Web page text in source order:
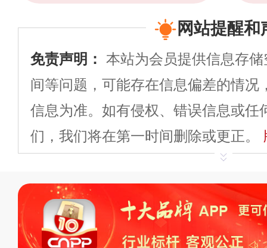
网站提醒和
免责声明： 本站为会员提供信息存
间等问题，可能存在信息偏差的情况
信息为准。如有侵权、错误信息或任
们，我们将在第一时间删除或更正。
平台自有内容（文字
标、LOGO 等）知识产权归本站所
复制、转载、商用。本站不生产产
不代理、不招商、不提供中介服务。